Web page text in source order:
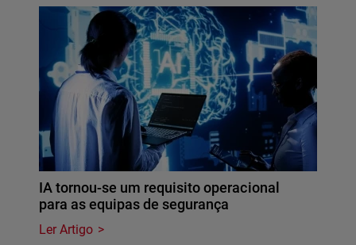
IA tornou-se um requisito operacional
para as equipas de segurança
Ler Artigo